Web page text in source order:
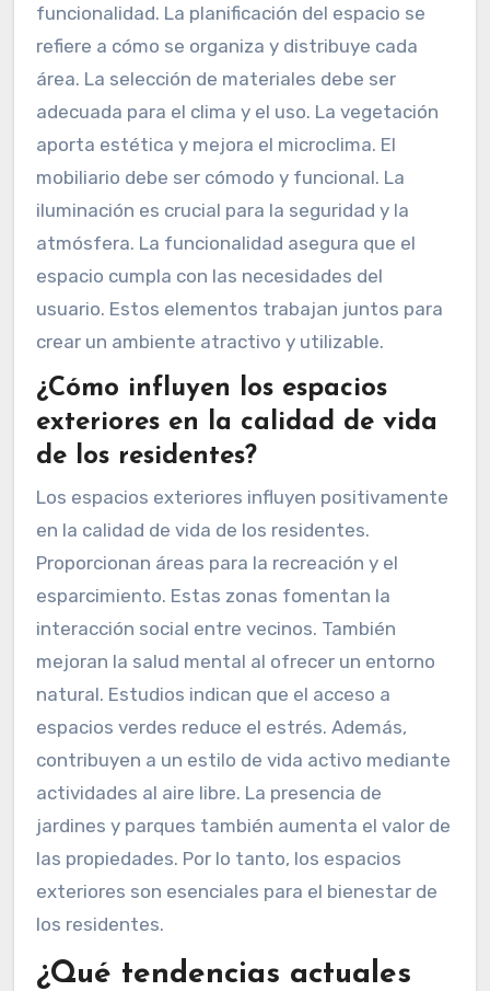
funcionalidad. La planificación del espacio se
refiere a cómo se organiza y distribuye cada
área. La selección de materiales debe ser
adecuada para el clima y el uso. La vegetación
aporta estética y mejora el microclima. El
mobiliario debe ser cómodo y funcional. La
iluminación es crucial para la seguridad y la
atmósfera. La funcionalidad asegura que el
espacio cumpla con las necesidades del
usuario. Estos elementos trabajan juntos para
crear un ambiente atractivo y utilizable.
¿Cómo influyen los espacios
exteriores en la calidad de vida
de los residentes?
Los espacios exteriores influyen positivamente
en la calidad de vida de los residentes.
Proporcionan áreas para la recreación y el
esparcimiento. Estas zonas fomentan la
interacción social entre vecinos. También
mejoran la salud mental al ofrecer un entorno
natural. Estudios indican que el acceso a
espacios verdes reduce el estrés. Además,
contribuyen a un estilo de vida activo mediante
actividades al aire libre. La presencia de
jardines y parques también aumenta el valor de
las propiedades. Por lo tanto, los espacios
exteriores son esenciales para el bienestar de
los residentes.
¿Qué tendencias actuales